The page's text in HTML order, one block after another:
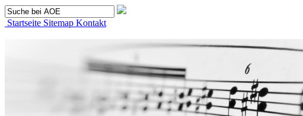
Startseite Sitemap Kontakt